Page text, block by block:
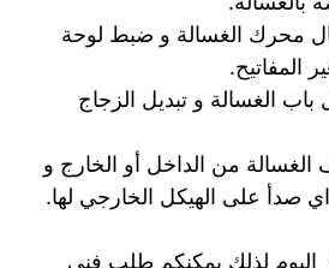
محرك الغسالة و ضبط لوحة
المفاتيح.
الغسالة و تبديل الزجاج
الغسالة من الداخل أو الخارج و
صدأ على الهيكل الخارجي لها.
لذلك يمكنكم طلب فني